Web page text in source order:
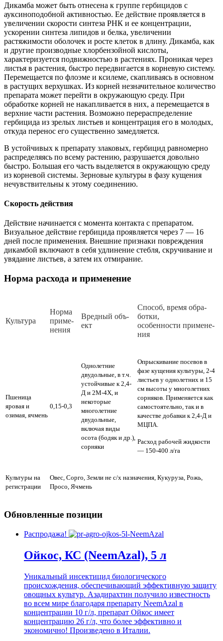
Дикамба может быть отнесена к группе гербицидов с
ауксиноподобной активностью. Ее действие проявляется в
увеличении скорости синтеза РНК и ее концентрации,
ускорении синтеза липидов и белка, увеличении
растяжимости оболочек и росте клеток в длину. Дикамба, как
и другие производные хлорбензойной кислоты,
характеризуется подвижностью в растениях. Проникая через
листья в растения, быстро передвигается в корневую систему.
Перемещается по флоэме и ксилеме, скапливаясь в основном
в растущих верхушках. Из корней незначительное количество
препарата может перейти в окружающую среду. При
обработке корней не накапливается в них, а перемещается в
верхние части растения. Возможно перераспределение
гербицида из зрелых листьев и концентрация его в молодых,
откуда перенос его существенно замедляется.
В устойчивых к препарату злаковых, гербицид равномерно
распределяясь по всему растению, разрушается довольно
быстро. Большая его часть выделяется в окружающую среду
из корневой системы. Зерновые культуры в фазу кущения
нечувствительны к этому соединению.
Скорость действия
Действие начинается с момента контакта с препаратом.
Визуальное действие гербицида проявляется через 7 — 16
дней после применения. Внешние признаки повреждения
дикамбой включают в себя удлинение стебля, скручивание и
увядание листьев, а затем их отмирание.
Норма расхода и применение
Куль­ту­ра
Нор­ма
при­ме­
не­ния
Вред­ный объ­
ект
Спо­соб, вре­мя об­ра­
бот­ки,
осо­бен­нос­ти при­ме­не­
ния
Пшеница
яровая и
озимая, ячмень
0,15-0,3
Однолетние
двудольные, в т.ч.
устойчивые к 2,4-
Д и 2М-4Х, и
некоторые
многолетние
двудольные,
включая виды
осота (бодяк и др.),
сорняки
Опрыскивание посевов в
фазе кущения культуры, 2-4
листьев у однолетних и 15
см высоты у многолетних
сорняков. Применяется как
самостоятельно, так и в
качестве добавки к 2,4-Д и
МЦПА.
Расход рабочей жидкости
— 150-400 л/га
Культуры на
регистрации
Овес, Сорго, Земли не с/х назначения, Кукуруза, Рожь,
Просо, Ячмень
Обновленные позиции
Распродажа!
Ойкос, КС (NeemAzal), 5 л
Уникальный инсектицид биологического
происхождения, обеспечивающий эффективную защиту
овощных культур. Азадирахтин получило известность
во всем мире благодаря препарату NeemAzal в
концентрации 10 г/л, препарат Ойкос имеет
концентрацию 26 г/л, что более эффективно и
экономично! Произведено в Италии.